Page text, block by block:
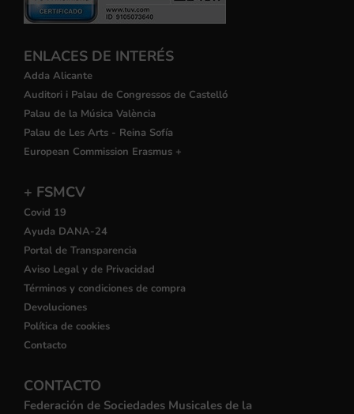
ENLACES DE INTERÉS
Adda Alicante
Auditori i Palau de Congressos de Castelló
Palau de la Música València
Palau de Les Arts - Reina Sofía
European Commission Erasmus +
+ FSMCV
Covid 19
Ayuda DANA-24
Portal de Transparencia
Aviso Legal y de Privacidad
Términos y condiciones de compra
Devoluciones
Política de cookies
Contacto
CONTACTO
Federación de Sociedades Musicales de la